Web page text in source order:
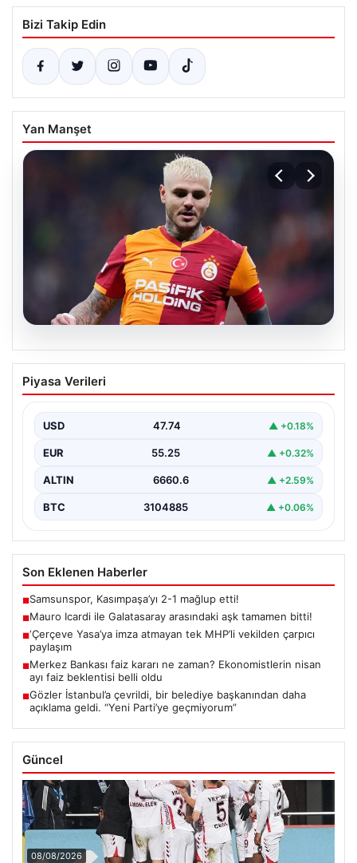
Bizi Takip Edin
Yan Manşet
07.08.2026
Mauro Icardi ile Galatasaray arasındaki
aşk tamamen bitti!
Piyasa Verileri
USD 47.74 ▲ +0.18%
EUR 55.25 ▲ +0.32%
ALTIN 6660.6 ▲ +2.59%
BTC 3104885 ▲ +0.06%
Son Eklenen Haberler
■Samsunspor, Kasımpaşa’yı 2-1 mağlup etti!
■Mauro Icardi ile Galatasaray arasındaki aşk tamamen bitti!
■‘Çerçeve Yasa’ya imza atmayan tek MHP’li vekilden çarpıcı
paylaşım
■Merkez Bankası faiz kararı ne zaman? Ekonomistlerin nisan
ayı faiz beklentisi belli oldu
■Gözler İstanbul’a çevrildi, bir belediye başkanından daha
açıklama geldi. “Yeni Parti’ye geçmiyorum”
Güncel
08/08/2026